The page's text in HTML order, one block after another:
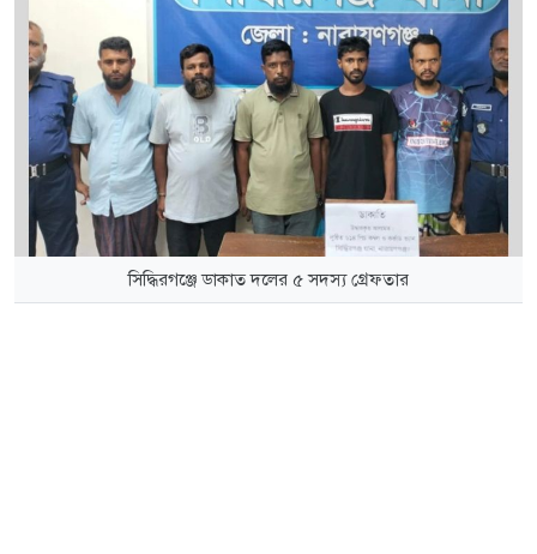
সিদ্ধিরগঞ্জে ডাকাত দলের ৫ সদস্য গ্রেফতার